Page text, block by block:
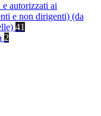
autorizzati ai
e non dirigenti) (da
41
2